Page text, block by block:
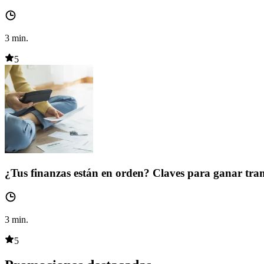
3 min.
5
¿Tus finanzas están en orden? Claves para ganar
3 min.
5